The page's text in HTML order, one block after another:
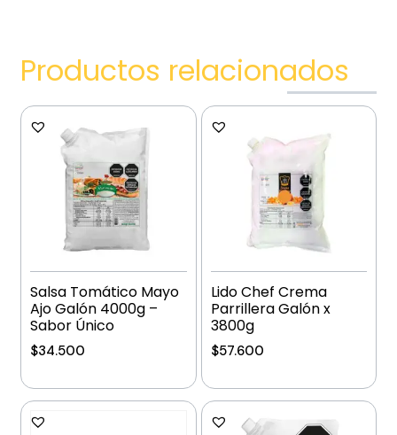
Productos relacionados
Salsa Tomático Mayo
Ajo Galón 4000g –
Sabor Único
$34.500
Lido Chef Crema
Parrillera Galón x
3800g
$57.600